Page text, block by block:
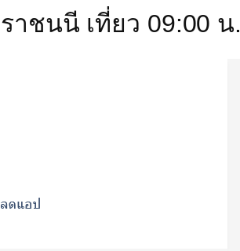
าชนนี เที่ยว 09:00 น.